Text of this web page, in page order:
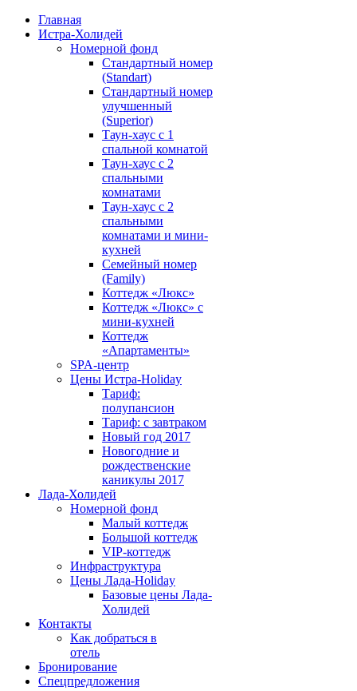
Главная
Истра-Холидей
Номерной фонд
Стандартный номер
(Standart)
Стандартный номер
улучшенный
(Superior)
Таун-хаус с 1
спальной комнатой
Таун-хаус с 2
спальными
комнатами
Таун-хаус с 2
спальными
комнатами и мини-
кухней
Семейный номер
(Family)
Коттедж «Люкс»
Коттедж «Люкс» с
мини-кухней
Коттедж
«Апартаменты»
SPA-центр
Цены Истра-Holiday
Тариф:
полупансион
Тариф: с завтраком
Новый год 2017
Новогодние и
рождественские
каникулы 2017
Лада-Холидей
Номерной фонд
Малый коттедж
Большой коттедж
VIP-коттедж
Инфраструктура
Цены Лада-Holiday
Базовые цены Лада-
Холидей
Контакты
Как добраться в
отель
Бронирование
Спецпредложения